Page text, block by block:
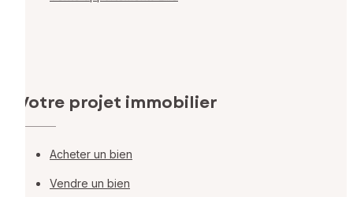
Votre projet immobilier
Acheter un bien
Vendre un bien